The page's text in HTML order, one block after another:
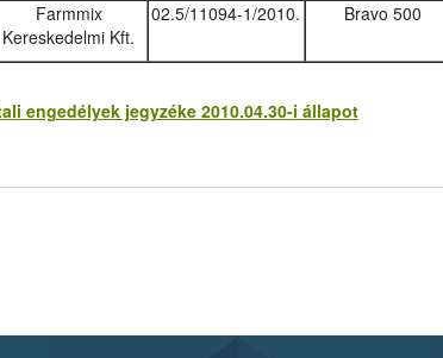
Farmmix
Kereskedelmi Kft.
02.5/11094-1/2010. Bravo 500
engedélyek jegyzéke 2010.04.30-i állapot